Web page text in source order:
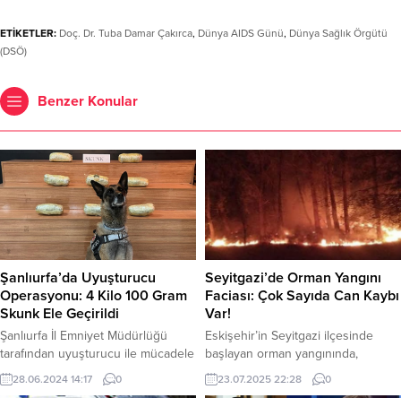
ETİKETLER: Doç. Dr. Tuba Damar Çakırca, Dünya AIDS Günü, Dünya Sağlık Örgütü
(DSÖ)
Benzer Konular
Şanlıurfa’da Uyuşturucu
Operasyonu: 4 Kilo 100 Gram
Skunk Ele Geçirildi
Şanlıurfa İl Emniyet Müdürlüğü
tarafından uyuşturucu ile mücadele
kapsamında gerçekleştirilen
operasyon neticesinde 4 kilo 100
28.06.2024 14:17 0
Seyitgazi’de Orman Yangını
Faciası: Çok Sayıda Can Kaybı
Var!
Eskişehir’in Seyitgazi ilçesinde
başlayan orman yangınında,
alevlerin arasında kalan 5 orman
işçisi ve 5 AKUT gönüllüsü hayatını
23.07.2025 22:28 0